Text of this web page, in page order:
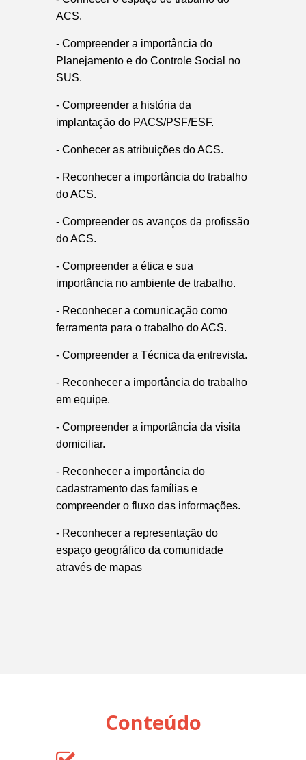
ACS.
- Compreender a importância do
Planejamento e do Controle Social no
SUS.
- Compreender a história da
implantação do PACS/PSF/ESF.
- Conhecer as atribuições do ACS.
- Reconhecer a importância do trabalho
do ACS.
- Compreender os avanços da profissão
do ACS.
- Compreender a ética e sua
importância no ambiente de trabalho.
- Reconhecer a comunicação como
ferramenta para o trabalho do ACS.
- Compreender a Técnica da entrevista.
- Reconhecer a importância do trabalho
em equipe.
- Compreender a importância da visita
domiciliar.
- Reconhecer a importância do
cadastramento das famílias e
compreender o fluxo das informações.
- Reconhecer a representação do
espaço geográfico da comunidade
através de mapas.
Conteúdo